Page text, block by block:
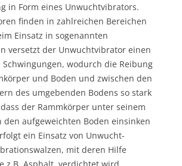
in Form eines Unwuchtvibrators.
finden in zahlreichen Bereichen
Einsatz in soge­nannten
versetzt der Unwuchtvibrator einen
Schwingungen, wodurch die Reibung
und Boden und zwischen den
des umgebenden Bodens so stark
der Ramm­körper unter seinem
den aufgeweichten Boden ein­sinken
ein Einsatz von Unwucht­
mit deren Hilfe
z.B. Asphalt, verdichtet wird.